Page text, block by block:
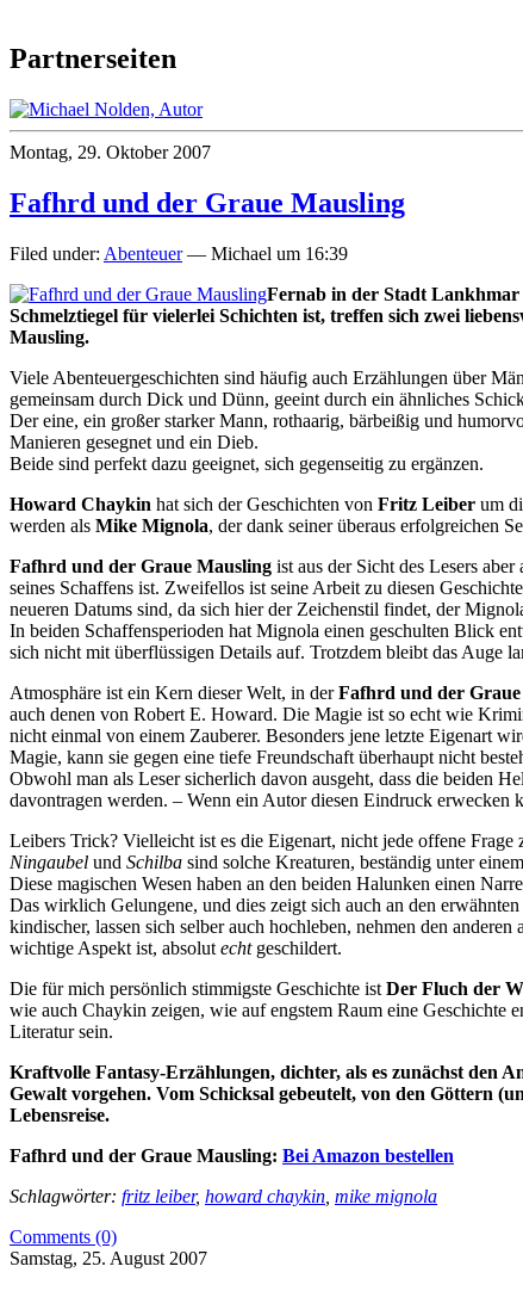
Partnerseiten
Montag, 29. Oktober 2007
Fafhrd und der Graue Mausling
Filed under: Abenteuer— Michael um 16:39
Fernab in der Stadt Lankhmar
Schmelztiegel für vielerlei Schichten ist, treffen sich zwei
Mausling.
Viele Abenteuergeschichten sind häufig auch Erzählungen über
gemeinsam durch Dick und Dünn, geeint durch ein ähnliches
Der eine, ein großer starker Mann, rothaarig, bärbeißig und
Manieren gesegnet und ein Dieb.
Beide sind perfekt dazu geeignet, sich gegenseitig zu ergänzen.
Howard Chaykin hat sich der Geschichten von Fritz Leiber um
werden als Mike Mignola, der dank seiner überaus erfolgreichen
Fafhrd und der Graue Mausling ist aus der Sicht des Lesers
seines Schaffens ist. Zweifellos ist seine Arbeit zu diesen
neueren Datums sind, da sich hier der Zeichenstil findet, der
In beiden Schaffensperioden hat Mignola einen geschulten Blick
sich nicht mit überflüssigen Details auf. Trotzdem bleibt das Auge
Atmosphäre ist ein Kern dieser Welt, in derFafhrd und der
auch denen von Robert E. Howard. Die Magie ist so echt wie
nicht einmal von einem Zauberer. Besonders jene letzte Eigenart
Magie, kann sie gegen eine tiefe Freundschaft überhaupt nicht
Obwohl man als Leser sicherlich davon ausgeht, dass die beiden
davontragen werden. – Wenn ein Autor diesen Eindruck erwecken
Leibers Trick? Vielleicht ist es die Eigenart, nicht jede offene
Ningaubel und Schilba sind solche Kreaturen, beständig unter
Diese magischen Wesen haben an den beiden Halunken einen
Das wirklich Gelungene, und dies zeigt sich auch an den
kindischer, lassen sich selber auch hochleben, nehmen den
wichtige Aspekt ist, absolut echtgeschildert.
Die für mich persönlich stimmigste Geschichte ist Der Fluch der
wie auch Chaykin zeigen, wie auf engstem Raum eine
Literatur sein.
Kraftvolle Fantasy-Erzählungen, dichter, als es zunächst den
Gewalt vorgehen. Vom Schicksal gebeutelt, von den Göttern
Lebensreise.
Fafhrd und der Graue Mausling: Bei Amazon bestellen
Schlagwörter: fritz leiber, howard chaykin mike mignola
Comments (0)
Samstag, 25. August 2007